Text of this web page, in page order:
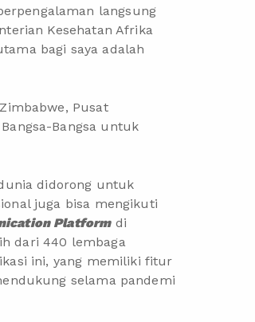
langsung
Kesehatan Afrika
bagi saya adalah
Pusat
Bangsa untuk
didorong untuk
juga bisa mengikuti
Platformdi
dari 440 lembaga
ini, yang memiliki fitur
selama pandemi